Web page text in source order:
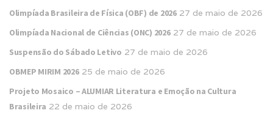
Olimpíada Brasileira de Física (OBF) de 2026 27 de maio de 2026
Olimpíada Nacional de Ciências (ONC) 2026 27 de maio de 2026
Suspensão do Sábado Letivo 27 de maio de 2026
OBMEP MIRIM 2026 25 de maio de 2026
Projeto Mosaico – ALUMIAR Literatura e Emoção na Cultura
Brasileira 22 de maio de 2026